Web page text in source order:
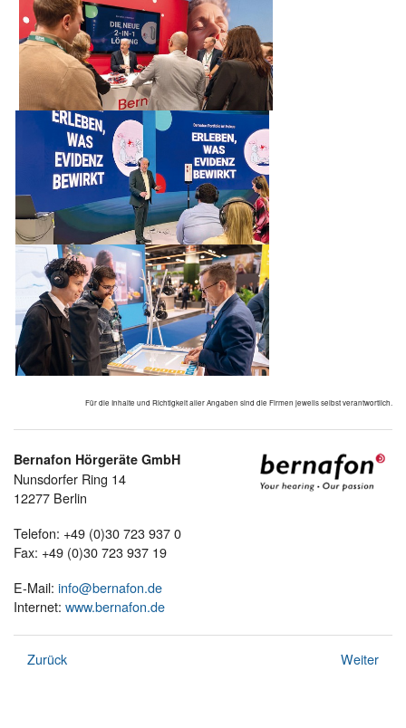
Für die Inhalte und Richtigkeit aller Angaben sind die Firmen jeweils selbst verantwortlich.
Bernafon Hörgeräte GmbH
Nunsdorfer Ring 14
12277 Berlin
Telefon: +49 (0)30 723 937 0
Fax: +49 (0)30 723 937 19
E-Mail: info@bernafon.de
Internet: www.bernafon.de
Zurück Weiter